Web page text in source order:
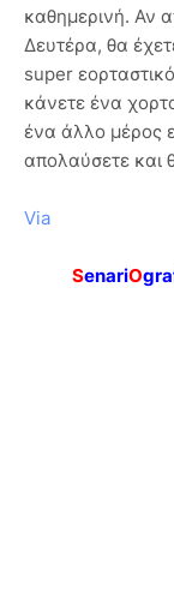
καθημερινή. Αν
Δευτέρα, θα
super
κάνετε ένα
ένα άλλο μέρος
απολαύσετε και
Via
SenariO